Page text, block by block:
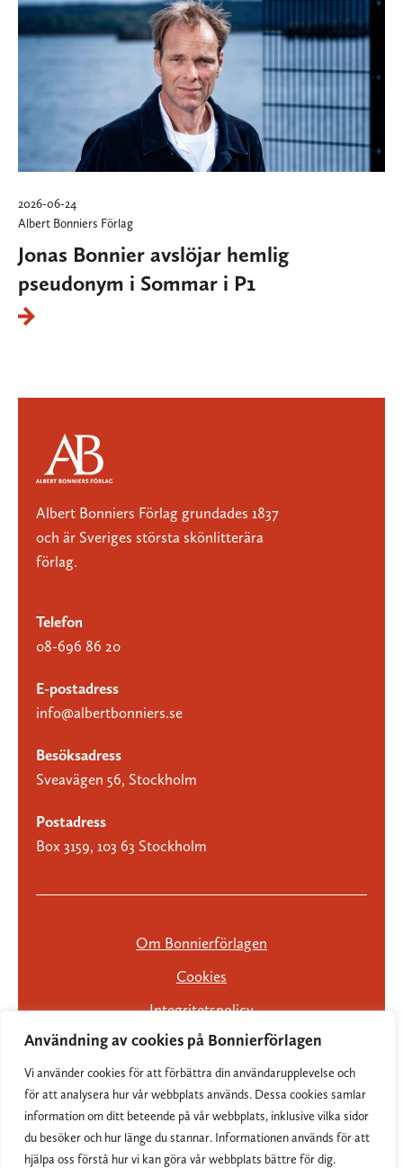
Användning av cookies på Bonnierförlagen
Vi använder cookies för att förbättra din användarupplevelse och
för att analysera hur vår webbplats används. Dessa cookies samlar
information om ditt beteende på vår webbplats, inklusive vilka sidor
du besöker och hur länge du stannar. Informationen används för att
hjälpa oss förstå hur vi kan göra vår webbplats bättre för dig.
2026-06-24
Albert Bonniers Förlag
Jonas Bonnier avslöjar hemlig
pseudonym i Sommar i P1
Albert Bonniers Förlag grundades 1837
och är Sveriges största skönlitterära
förlag.
Telefon
08-696 86 20
E-postadress
info@albertbonniers.se
Besöksadress
Sveavägen 56, Stockholm
Postadress
Box 3159, 103 63 Stockholm
Om Bonnierförlagen
Cookies
Integritetspolicy